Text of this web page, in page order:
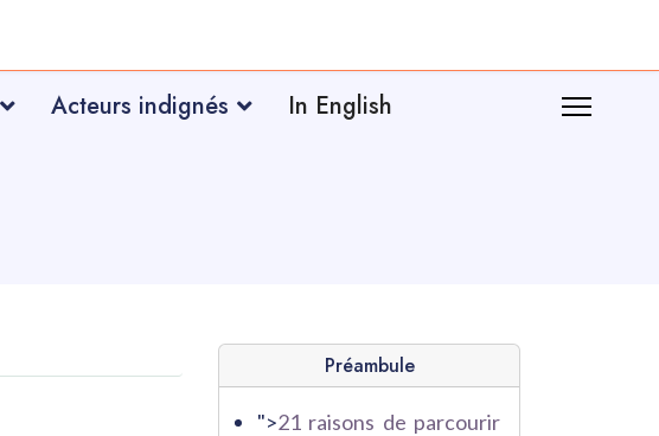
Acteurs indignés In English
Préambule
">21 raisons de parcourir